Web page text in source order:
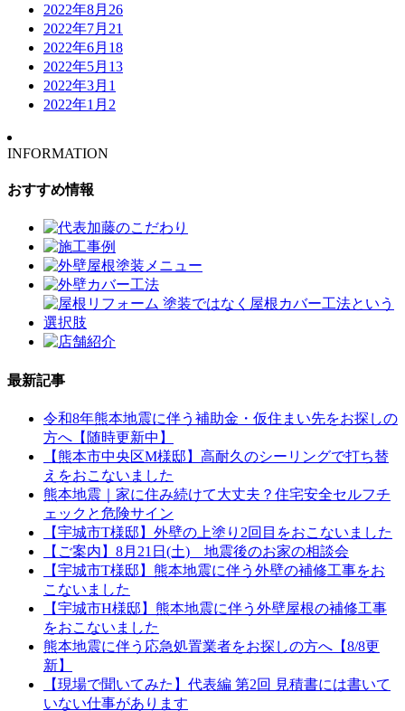
2022年8月 26
2022年7月 21
2022年6月 18
2022年5月 13
2022年3月 1
2022年1月 2
INFORMATION
おすすめ情報
最新記事
令和8年熊本地震に伴う補助金・仮住まい先をお探しの
方へ【随時更新中】
【熊本市中央区M様邸】高耐久のシーリングで打ち替
えをおこないました
熊本地震｜家に住み続けて大丈夫？住宅安全セルフチ
ェックと危険サイン
【宇城市T様邸】外壁の上塗り2回目をおこないました
【ご案内】8月21日(土) 地震後のお家の相談会
【宇城市T様邸】熊本地震に伴う外壁の補修工事をお
こないました
【宇城市H様邸】熊本地震に伴う外壁屋根の補修工事
をおこないました
熊本地震に伴う応急処置業者をお探しの方へ【8/8更
新】
【現場で聞いてみた】代表編 第2回 見積書には書いて
いない仕事があります